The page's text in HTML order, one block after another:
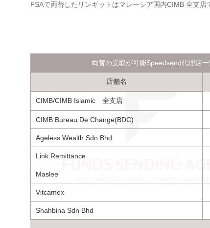
FSAで両替したリンギットはマレーシア国内CIMB 全支店
両替の受取が可能Speedsend代理店一
店舗名
CIMB/CIMB Islamic 全支店
CIMB Bureau De Change(BDC)
Ageless Wealth Sdn Bhd
Link Remittance
Maslee
Vitcamex
Shahbina Sdn Bhd